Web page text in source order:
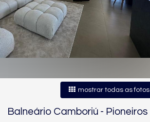
mostrar todas as fotos
Balneário Camboriú - Pioneiros